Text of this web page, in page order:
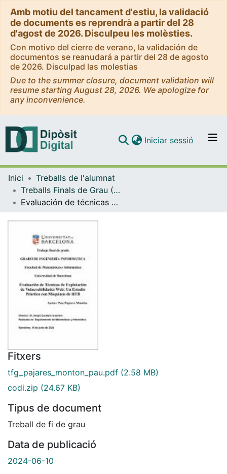
Amb motiu del tancament d'estiu, la validació
de documents es reprendrà a partir del 28
d'agost de 2026. Disculpeu les molèsties.
Con motivo del cierre de verano, la validación de
documentos se reanudará a partir del 28 de agosto
de 2026. Disculpad las molestias
Due to the summer closure, document validation will
resume starting August 28, 2026. We apologize for
any inconvenience.
Navega per tot el DD
Iniciar sessió (current)
Inici
Treballs de l'alumnat
Treballs Finals de Grau (TFG) - Enginyeria Informàtica
Evaluación de técnicas de explotación de vulnerabilidades web: un estudio práctico con máquinas de HTB
Fitxers
tfg_pajares_monton_pau.pdf (2.58 MB)
codi.zip (24.67 KB)
Tipus de document
Treball de fi de grau
Data de publicació
2024-06-10